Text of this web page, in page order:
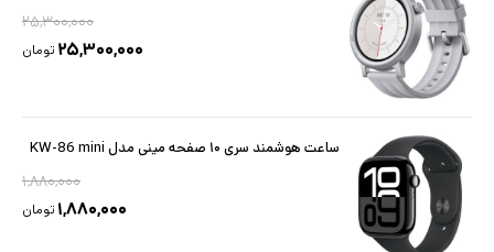
۲۵,۳۰۰,۰۰۰
۲۵,۳۰۰,۰۰۰ تومان
ساعت هوشمند سری ۱۰ صفحه مینی مدل KW-86 mini
۱,۸۸۰,۰۰۰
۱,۸۸۰,۰۰۰ تومان